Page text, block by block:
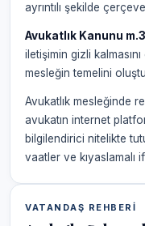
ayrıntılı şekilde
Avukatlık Kanunu
iletişimin gizli
mesleğin temelini
Avukatlık mesleğinde
avukatın internet
bilgilendirici nitelikte
vaatler ve kıyaslamalı
VATANDAŞ REHBERI